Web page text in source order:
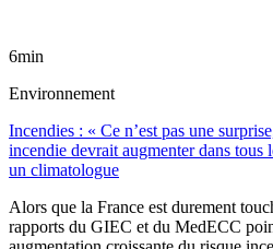
6min
Environnement
Incendies : « Ce n’est pas une
incendie devrait augmenter dans tous
un climatologue
Alors que la France est durement
rapports du GIEC et du MedECC